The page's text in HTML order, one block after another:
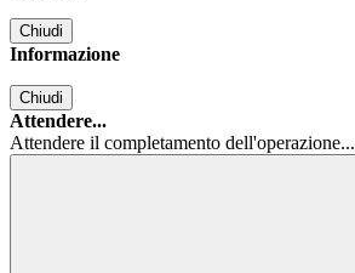
Chiudi
Informazione
Chiudi
Attendere...
Attendere il completamento dell'operazione...